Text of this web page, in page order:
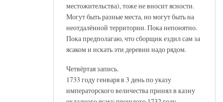
местожительства), тоже не вносит ясности.
Могут быть разные места, но могут быть на
неотдалённой территории. Пока непонятно.
Пока предполагаю, что сборщик ездил сам за
ясаком и искать эти деревни надо рядом.
Четвёртая запись.
1733 году генваря в 3 день по указу
императорского величества принял в казну